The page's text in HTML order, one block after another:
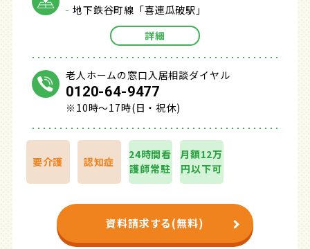
地下鉄谷町線「喜連瓜破駅」
詳細
老人ホームの窓口入居相談ダイヤル
0120-64-9477
※10時～17時(日・祝休)
要介護 認知症
24時間看
護師常駐
月額12万
円以下可
資料請求する(無料)